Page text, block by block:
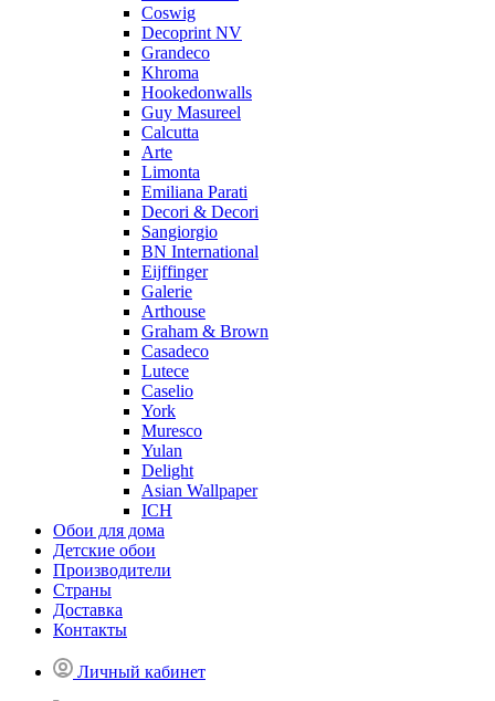
Coswig
Decoprint NV
Grandeco
Khroma
Hookedonwalls
Guy Masureel
Calcutta
Arte
Limonta
Emiliana Parati
Decori & Decori
Sangiorgio
BN International
Eijffinger
Galerie
Arthouse
Graham & Brown
Casadeco
Lutece
Caselio
York
Muresco
Yulan
Delight
Asian Wallpaper
ICH
Обои для дома
Детские обои
Производители
Страны
Доставка
Контакты
Личный кабинет